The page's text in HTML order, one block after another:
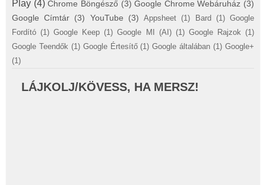
Play (4) Chrome Böngésző (3) Google Chrome Webáruház (3)
Google Címtár (3) YouTube (3) Appsheet (1) Bard (1) Google
Fordító (1) Google Keep (1) Google MI (AI) (1) Google Rajzok (1)
Google Teendők (1) Google Értesítő (1) Google általában (1) Google+
(1)
LÁJKOLJ/KÖVESS, HA MERSZ!